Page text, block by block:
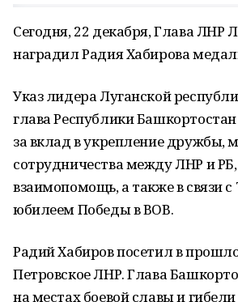
Сегодня, 22 декабря, Глава ЛНР
наградил Радия Хабирова
Указ лидера Луганской
глава Республики
за вклад в укрепление дружбы,
сотрудничества между ЛНР и
взаимопомощь, а также в связи
юбилеем Победы в ВОВ.
Радий Хабиров посетил в
Петровское ЛНР. Глава
на местах боевой славы и